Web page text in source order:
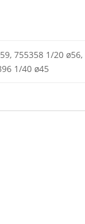
755358 1/20
1/40 ø45